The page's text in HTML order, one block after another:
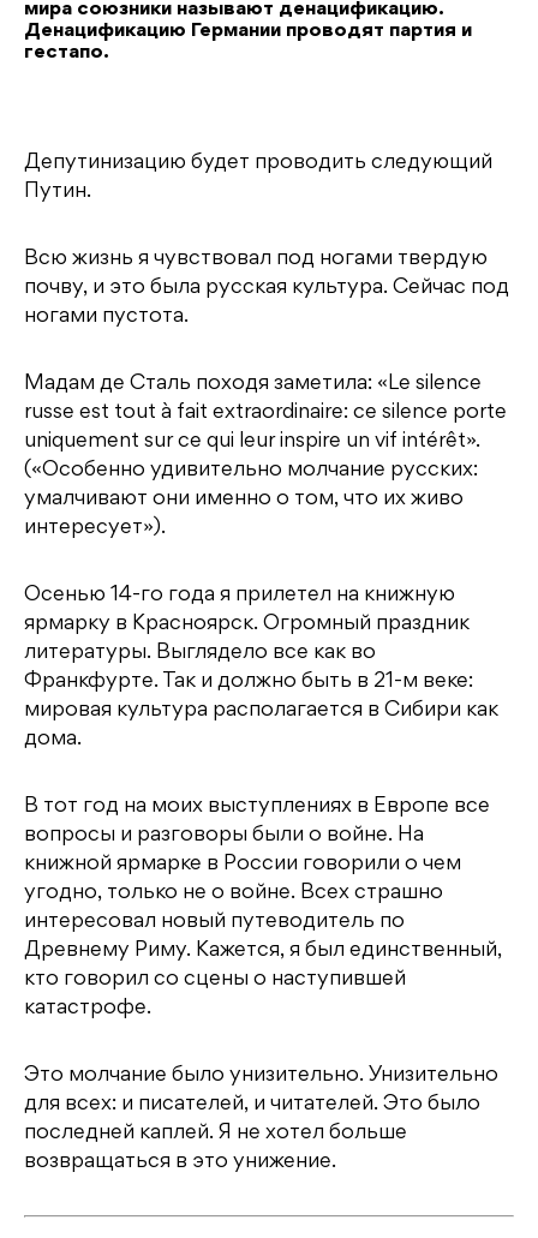
мира союзники называют денацификацию.
Денацификацию Германии проводят партия и
гестапо.
Депутинизацию будет проводить следующий
Путин.
Всю жизнь я чувствовал под ногами твердую
почву, и это была русская культура. Сейчас под
ногами пустота.
Мадам де Сталь походя заметила: «Le silence
russe est tout à fait extraordinaire: ce silence porte
uniquement sur ce qui leur inspire un vif intérêt».
(«Особенно удивительно молчание русских:
умалчивают они именно о том, что их живо
интересует»).
Осенью 14-го года я прилетел на книжную
ярмарку в Красноярск. Огромный праздник
литературы. Выглядело все как во
Франкфурте. Так и должно быть в 21-м веке:
мировая культура располагается в Сибири как
дома.
В тот год на моих выступлениях в Европе все
вопросы и разговоры были о войне. На
книжной ярмарке в России говорили о чем
угодно, только не о войне. Всех страшно
интересовал новый путеводитель по
Древнему Риму. Кажется, я был единственный,
кто говорил со сцены о наступившей
катастрофе.
Это молчание было унизительно. Унизительно
для всех: и писателей, и читателей. Это было
последней каплей. Я не хотел больше
возвращаться в это унижение.